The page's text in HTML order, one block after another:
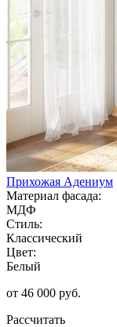
Прихожая Адениум
Материал фасада:
МДФ
Стиль:
Классический
Цвет:
Белый
от 46 000 руб.
Рассчитать